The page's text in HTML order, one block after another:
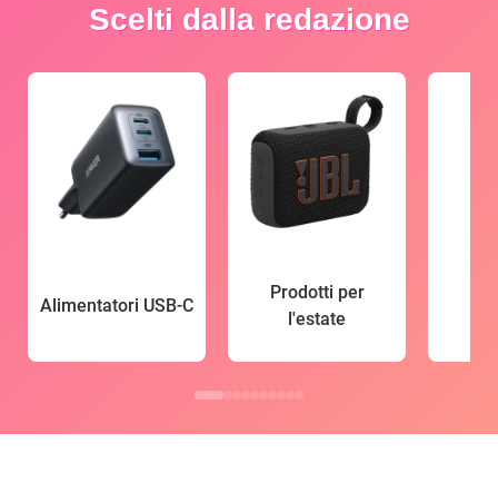
Scelti dalla redazione
Alimentatori USB-C
Prodotti per
l'estate